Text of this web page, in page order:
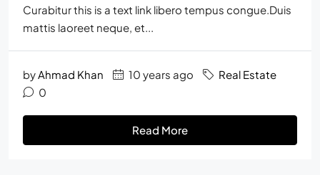
Curabitur this is a text link libero tempus congue.Duis
mattis laoreet neque, et...
byAhmad Khan 10 years ago
Real Estate
0
Read More